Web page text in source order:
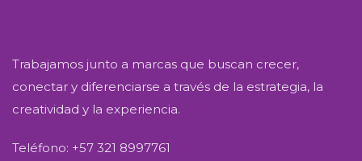
Trabajamos junto a marcas que buscan crecer,
conectar y diferenciarse a través de la estrategia, la
creatividad y la experiencia.
Teléfono: +57 321 8997761